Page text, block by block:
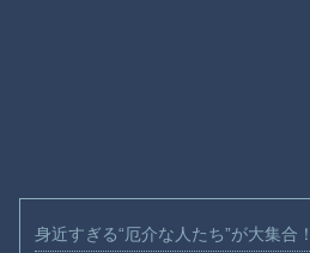
身近すぎる“厄介な人たち”が大集合！